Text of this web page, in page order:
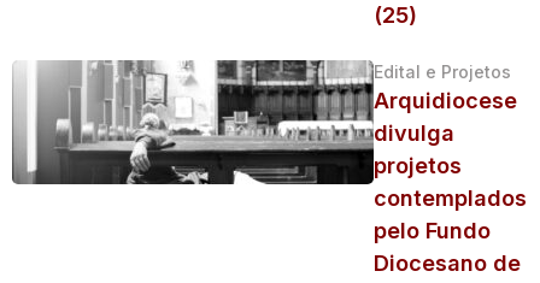
(25)
Edital e Projetos
Arquidiocese
divulga
projetos
contemplados
pelo Fundo
Diocesano de